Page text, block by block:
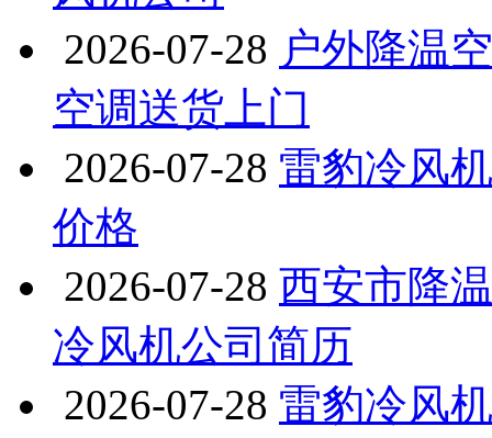
2026-07-28 户外降温
空调送货上门
2026-07-28 雷豹冷风
价格
2026-07-28 西安市降
冷风机公司简历
2026-07-28 雷豹冷风